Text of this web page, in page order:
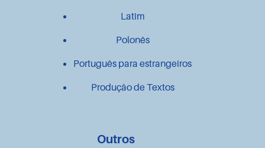
Latim
Polonês
Português para estrangeiros
Produção de Textos
Outros